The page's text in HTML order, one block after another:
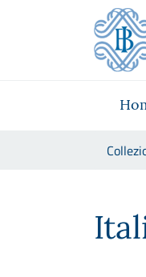
Skip to Main Content
Vai al sito istituzionale
Vai al menu di
Vai alla ricerca
Vai ai contenuti